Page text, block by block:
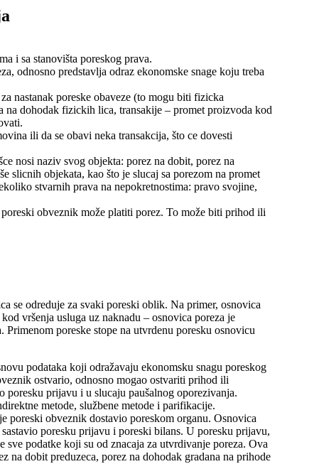
i sa stanovišta poreskog prava.
odnosno predstavlja odraz ekonomske snage koju treba
nastanak poreske obaveze (to mogu biti fizicka
dohodak fizickih lica, transakije – promet proizvoda kod
ili da se obavi neka transakcija, što ce dovesti
nosi naziv svog objekta: porez na dobit, porez na
slicnih objekata, kao što je slucaj sa porezom na promet
stvarnih prava na nepokretnostima: pravo svojine,
obveznik može platiti porez. To može biti prihod ili
se odreduje za svaki poreski oblik. Na primer, osnovica
vršenja usluga uz naknadu – osnovica poreza je
poreske stope na utvrdenu poresku osnovicu
podataka koji odražavaju ekonomsku snagu poreskog
ostvario, odnosno mogao ostvariti prihod ili
poresku prijavu i u slucaju paušalnog oporezivanja.
metode, službene metode i parifikacije.
poreski obveznik dostavio poreskom organu. Osnovica
poresku prijavu i poreski bilans. U poresku prijavu,
podatke koji su od znacaja za utvrdivanje poreza. Ova
na dobit preduzeca, porez na dohodak gradana na prihode